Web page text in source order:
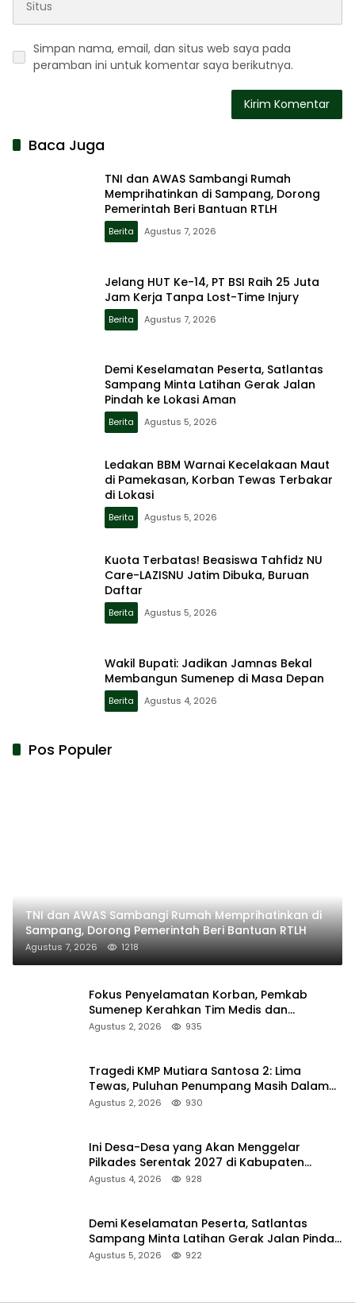
Simpan nama, email, dan situs web saya pada
peramban ini untuk komentar saya berikutnya.
Baca Juga
TNI dan AWAS Sambangi Rumah
Memprihatinkan di Sampang, Dorong
Pemerintah Beri Bantuan RTLH
Berita Agustus 7, 2026
Jelang HUT Ke-14, PT BSI Raih 25 Juta
Jam Kerja Tanpa Lost-Time Injury
Berita Agustus 7, 2026
Demi Keselamatan Peserta, Satlantas
Sampang Minta Latihan Gerak Jalan
Pindah ke Lokasi Aman
Berita Agustus 5, 2026
Ledakan BBM Warnai Kecelakaan Maut
di Pamekasan, Korban Tewas Terbakar
di Lokasi
Berita Agustus 5, 2026
Kuota Terbatas! Beasiswa Tahfidz NU
Care-LAZISNU Jatim Dibuka, Buruan
Daftar
Berita Agustus 5, 2026
Wakil Bupati: Jadikan Jamnas Bekal
Membangun Sumenep di Masa Depan
Berita Agustus 4, 2026
Pos Populer
TNI dan AWAS Sambangi Rumah Memprihatinkan di
Sampang, Dorong Pemerintah Beri Bantuan RTLH
Agustus 7, 2026 1218
Fokus Penyelamatan Korban, Pemkab
Sumenep Kerahkan Tim Medis dan
Ambulans ke Pelabuhan Kalianget
Agustus 2, 2026 935
Tragedi KMP Mutiara Santosa 2: Lima
Tewas, Puluhan Penumpang Masih Dalam
Pencarian
Agustus 2, 2026 930
Ini Desa-Desa yang Akan Menggelar
Pilkades Serentak 2027 di Kabupaten
Sumenep
Agustus 4, 2026 928
Demi Keselamatan Peserta, Satlantas
Sampang Minta Latihan Gerak Jalan Pindah
ke Lokasi Aman
Agustus 5, 2026 922